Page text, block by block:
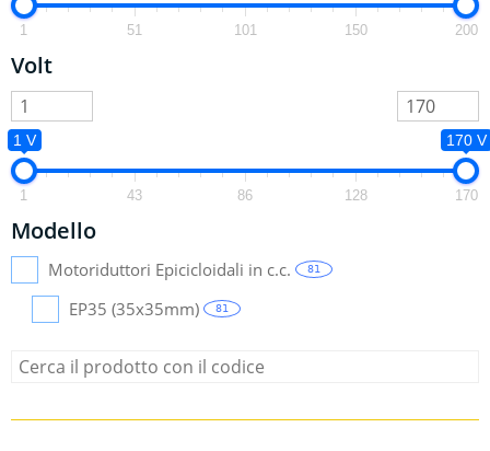
1 51 101 150 200
Volt
1 V 170 V
1 43 86 128 170
Modello
Motoriduttori Epicicloidali in c.c. 81
EP35 (35x35mm) 81